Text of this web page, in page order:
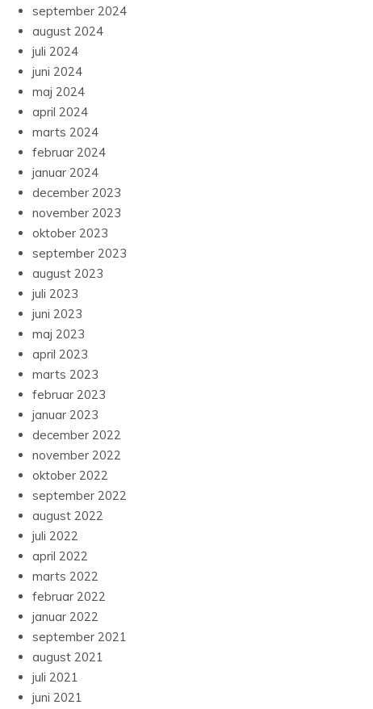
september 2024
august 2024
juli 2024
juni 2024
maj 2024
april 2024
marts 2024
februar 2024
januar 2024
december 2023
november 2023
oktober 2023
september 2023
august 2023
juli 2023
juni 2023
maj 2023
april 2023
marts 2023
februar 2023
januar 2023
december 2022
november 2022
oktober 2022
september 2022
august 2022
juli 2022
april 2022
marts 2022
februar 2022
januar 2022
september 2021
august 2021
juli 2021
juni 2021